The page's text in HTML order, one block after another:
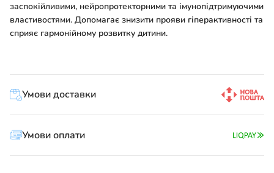
заспокійливими, нейропротекторними та імунопідтримуючими
властивостями. Допомагає знизити прояви гіперактивності та
сприяє гармонійному розвитку дитини.
Умови доставки
Умови оплати